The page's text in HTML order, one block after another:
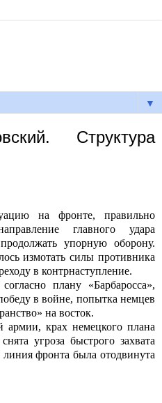
▼
Структура
на фронте, правильно
главного удара
упорную оборону.
измотать силы противника
в контрнаступление.
плану «Барбаросса»,
в войне, попытка немцев
на восток.
армии, крах немецкого плана
угроза быстрого захвата
фронта была отодвинута